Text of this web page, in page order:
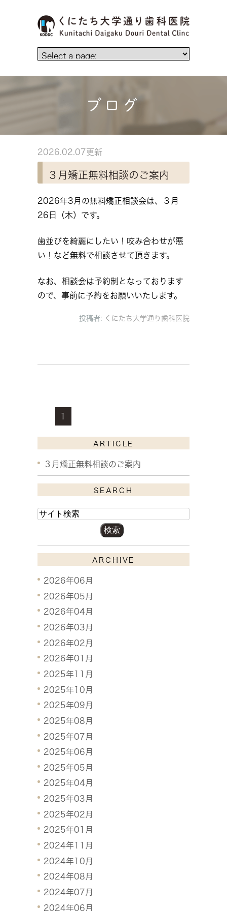
ブログ
2026.02.07更新
３月矯正無料相談のご案内
2026年3月の無料矯正相談会は、３月
26日（木）です。
歯並びを綺麗にしたい！咬み合わせが悪
い！など無料で相談させて頂きます。
なお、相談会は予約制となっております
ので、事前に予約をお願いいたします。
投稿者: くにたち大学通り歯科医院
1
ARTICLE
３月矯正無料相談のご案内
SEARCH
ARCHIVE
2026年06月
2026年05月
2026年04月
2026年03月
2026年02月
2026年01月
2025年11月
2025年10月
2025年09月
2025年08月
2025年07月
2025年06月
2025年05月
2025年04月
2025年03月
2025年02月
2025年01月
2024年11月
2024年10月
2024年08月
2024年07月
2024年06月